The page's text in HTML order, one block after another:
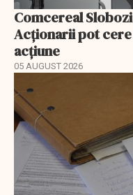
Comcereal
Acționarii pot
acțiune
05 AUGUST 2026